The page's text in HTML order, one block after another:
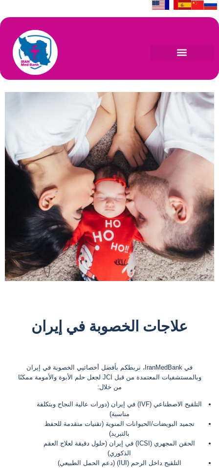
إيران
علاجات الخصوبة في إيران
في IranMedBank، نربطكم بأفضل أخصائيي الخصوبة في إيران
وبالمستشفيات المعتمدة من قبل JCI لجعل حلم الأبوة والأمومة ممكنًا
من خلال:
التلقيح الاصطناعي (IVF) في إيران (دورات عالية النجاح وبتكلفة
مناسبة)
تجميد البويضات/الحيوانات المنوية (تقنيات متقدمة للحفظ
بالتبريد)
الحقن المجهري (ICSI) في إيران (حلول دقيقة لعلاج العقم
الذكوري)
التلقيح داخل الرحم (IUI) (دعم الحمل الطبيعي)